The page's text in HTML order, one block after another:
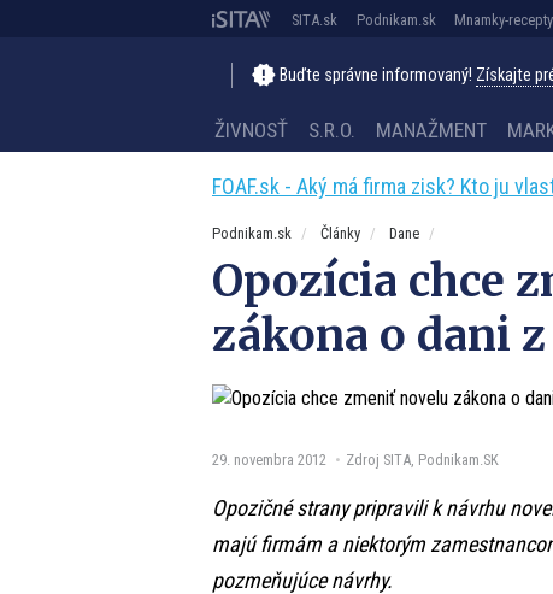
SITA.sk Podnikam.sk Mnamky-
Buďte správne informovaný! Získajte
ŽIVNOSŤ S.R.O. MANAŽMENT
FOAF.sk - Aký má firma zisk? Kto ju
Podnikam.sk Články Dane
Opozícia chce
zákona o dani
29. novembra 2012 Zdroj SITA, Podnikam.SK
Opozičné strany pripravili k návrhu
majú firmám a niektorým
pozmeňujúce návrhy.